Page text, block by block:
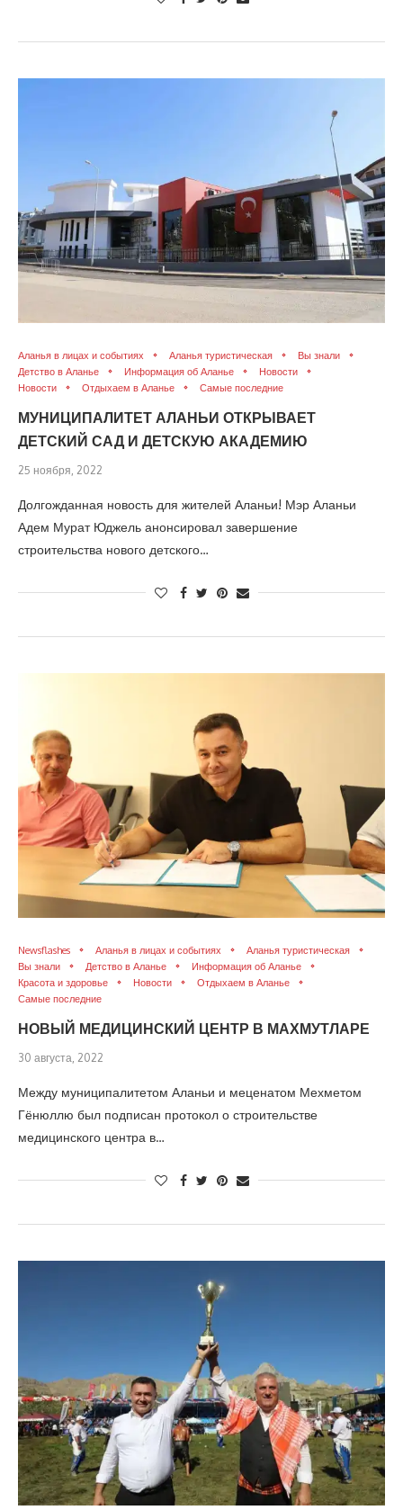
Аланья в лицах и событиях Аланья туристическая
Вы знали
Детство в Аланье
Информация об Аланье
Новости
Новости
Отдыхаем в Аланье Самые последние
МУНИЦИПАЛИТЕТ АЛАНЬИ ОТКРЫВАЕТ
ДЕТСКИЙ САД И ДЕТСКУЮ АКАДЕМИЮ
25 ноября, 2022
Долгожданная новость для жителей Аланьи! Мэр Аланьи
Адем Мурат Юджель анонсировал завершение
строительства нового детского…
Newsflashes Аланья в лицах и событиях
Аланья туристическая
Вы знали
Детство в Аланье
Информация об Аланье
Красота и здоровье
Новости
Отдыхаем в Аланье
Самые последние
НОВЫЙ МЕДИЦИНСКИЙ ЦЕНТР В МАХМУТЛАРЕ
30 августа, 2022
Между муниципалитетом Аланьи и меценатом Мехметом
Гёнюллю был подписан протокол о строительстве
медицинского центра в…